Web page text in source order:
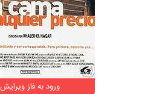
ورود به فاز ویرایش